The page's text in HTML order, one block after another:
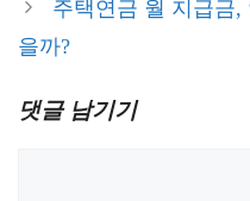
주택연금 월 지급금
을까?
댓글 남기기